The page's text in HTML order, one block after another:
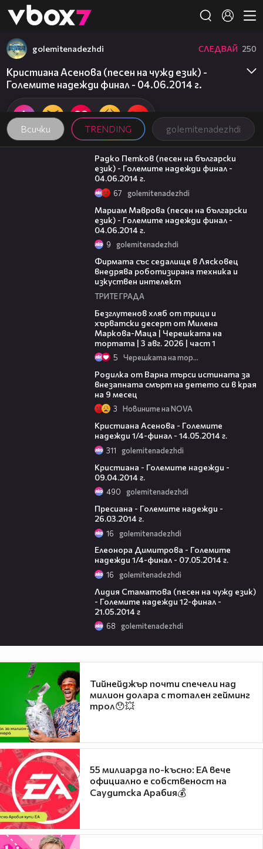
👾
Всички TRENDING golemitenadezhdi
golemitenadezhdi СЛЕДВАЙ 250
Кристиана Асенова (песен на чужд език) -
Големите надежди финал - 04.06.2014 г.
05:34
Радко Петков (песен на български
език) - Големите надежди финал -
04.06.2014 г.
67 golemitenadezhdi
Мариам Маврова (песен на български
език) - Големите надежди финал -
04.06.2014 г.
9 golemitenadezhdi
Фирмата със седалище в Лясковец
внедрява роботизирана техника и
изкуствен интелект
ТРИТЕ ГРАДА
Безглутенов хляб от трици и
хърватски десерт от Милена
Маркова-Маца | Черешката на
тортата | 3 авг. 2026 | част 1
5 Черешката на тортата
Родилка от Варна търси истината за
внезапната смърт на детето си в края
на 9 месец
3 Новините на NOVA
Кристиана Асенова - Големите
надежди 1/4-финал - 14.05.2014 г.
311 golemitenadezhdi
Кристиана - Големите надежди -
09.04.2014 г.
490 golemitenadezhdi
Пресиана - Големите надежди -
26.03.2014 г.
16 golemitenadezhdi
Елеонора Димитрова - Големите
надежди 1/4-финал - 07.05.2014 г.
16 golemitenadezhdi
Лидия Стаматова (песен на чужд език)
- Големите надежди 12-финал -
21.05.2014 г
68 golemitenadezhdi
Тийнейджър почти спечели над
милион долара с тотален гейминг
трол😯💥
55 милиарда по-късно: EA вече
официално е собственост на
Саудитска Арабия💰